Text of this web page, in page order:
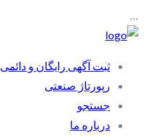
…
ثبت آگهی رایگان و دائمی
رپورتاژ صنعتی
جستجو
درباره ما